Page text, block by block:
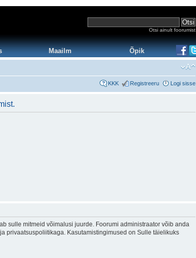
Otsi ainult foorumist
Maailm Õpik
KKK Registreeru Logi sisse
sulle mitmeid võimalusi juurde. Foorumi administraator võib anda
privaatsuspoliitikaga. Kasutamistingimused on Sulle täielikuks